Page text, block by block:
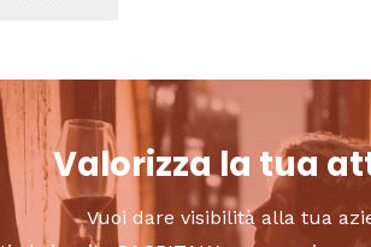
Valorizza la tua
Vuoi dare visibilità alla tua